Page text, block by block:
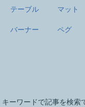
テーブル
マット
バーナー
ペグ
キーワードで記事を検索